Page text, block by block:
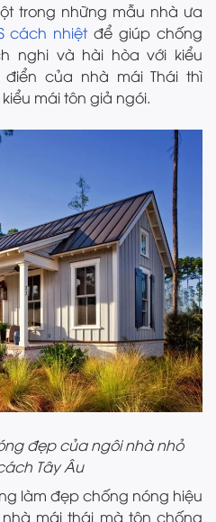
trong những mẫu nhà ưa
cách nhiệtđể giúp chống
nghi và hài hòa với kiểu
của nhà mái Thái thì
mái tôn giả ngói.
đẹp của ngôi nhà nhỏ
Tây Âu
làm đẹp chống nóng hiệu
mái thái mà tôn chống